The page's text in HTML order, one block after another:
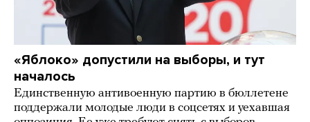
«Яблоко» допустили на выборы, и тут
началось
Единственную антивоенную партию в бюллетене
поддержали молодые люди в соцсетях и уехавшая